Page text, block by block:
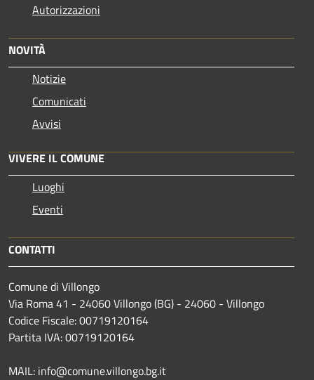
Autorizzazioni
NOVITÀ
Notizie
Comunicati
Avvisi
VIVERE IL COMUNE
Luoghi
Eventi
CONTATTI
Comune di Villongo
Via Roma 41 - 24060 Villongo (BG) - 24060 - Villongo
Codice Fiscale: 00719120164
Partita IVA: 00719120164
MAIL: info@comune.villongo.bg.it